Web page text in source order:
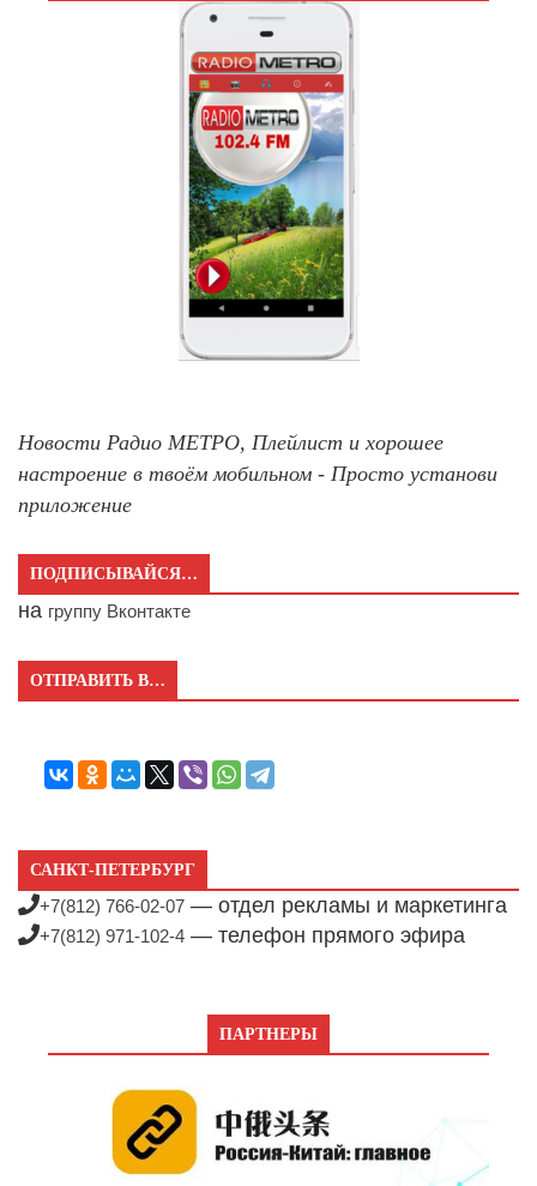
Новости Радио МЕТРО, Плейлист и хорошее
настроение в твоём мобильном - Просто установи
приложение
ПОДПИСЫВАЙСЯ…
на группу Вконтакте
ОТПРАВИТЬ В…
САНКТ-ПЕТЕРБУРГ
+7(812) 766-02-07 — отдел рекламы и маркетинга
+7(812) 971-102-4 — телефон прямого эфира
ПАРТНЕРЫ